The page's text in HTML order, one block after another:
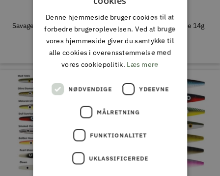
SAVAGE GEAR
Savage Gear LT Zerling 20g
Tilbudspris
69,95 DKK
WESTIN
Westin Sandy Inline 14g
Tilbudspris
69,95 DKK
Denne hjemmeside bruger cookies til at
forbedre brugeroplevelsen. Ved at bruge
vores hjemmeside giver du samtykke til
alle cookies i overensstemmelse med
vores cookiepolitik. Læs mere
NØDVENDIGE YDEEVNE
MÅLRETNING
FUNKTIONALITET
UKLASSIFICEREDE